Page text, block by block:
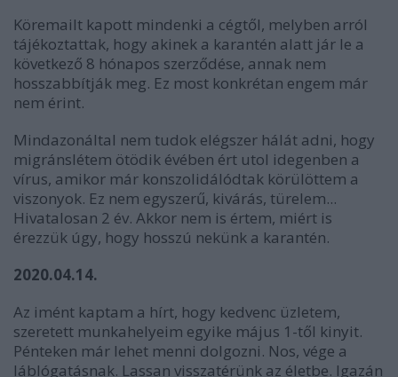
Köremailt kapott mindenki a cégtől, melyben arról
tájékoztattak, hogy akinek a karantén alatt jár le a
következő 8 hónapos szerződése, annak nem
hosszabbítják meg. Ez most konkrétan engem már
nem érint.
Mindazonáltal nem tudok elégszer hálát adni, hogy
migránslétem ötödik évében ért utol idegenben a
vírus, amikor már konszolidálódtak körülöttem a
viszonyok. Ez nem egyszerű, kivárás, türelem...
Hivatalosan 2 év. Akkor nem is értem, miért is
érezzük úgy, hogy hosszú nekünk a karantén.
2020.04.14.
Az imént kaptam a hírt, hogy kedvenc üzletem,
szeretett munkahelyeim egyike május 1-től kinyit.
Pénteken már lehet menni dolgozni. Nos, vége a
láblógatásnak. Lassan visszatérünk az életbe. Igazán